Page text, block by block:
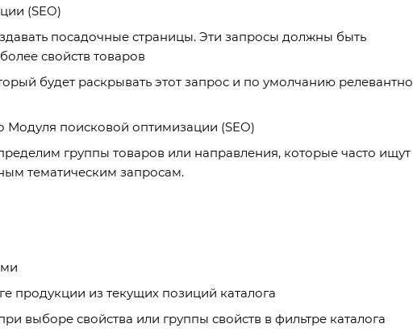
(SEO)
посадочные страницы. Эти запросы должны быть
свойств товаров
будет раскрывать этот запрос и по умолчанию релевантно
Модуля поисковой оптимизации (SEO)
группы товаров или направления, которые часто ищут
тематическим запросам.
продукции из текущих позиций каталога
выборе свойства или группы свойств в фильтре каталога